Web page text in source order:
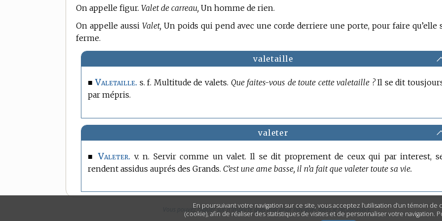
En poursuivant votre navigation sur ce site, vous acceptez l’utilisation d’un témoin de
(cookie), afin de réaliser des statistiques de visites et de personnaliser votre navigation.
On appelle figur. Valet de carreau, Un homme de rien.
On appelle aussiValet, Un poids qui pend avec une corde derriere une porte, pour faire qu’elle
ferme.
valetaille
■Valetaille. s. f. Multitude de valets. Que faites-vous de toute cette valetaille ?Il se dit
par mépris.
valeter
■Valeter. v. n. Servir comme un valet. Il se dit proprement de ceux qui par interest,
rendent assidus auprés des Grands. C’est une ame basse, il n’a fait que valeter toute sa vie.
Vous pouvez cliquer sur n’importe quel mot pour naviguer dans le dictionnaire.